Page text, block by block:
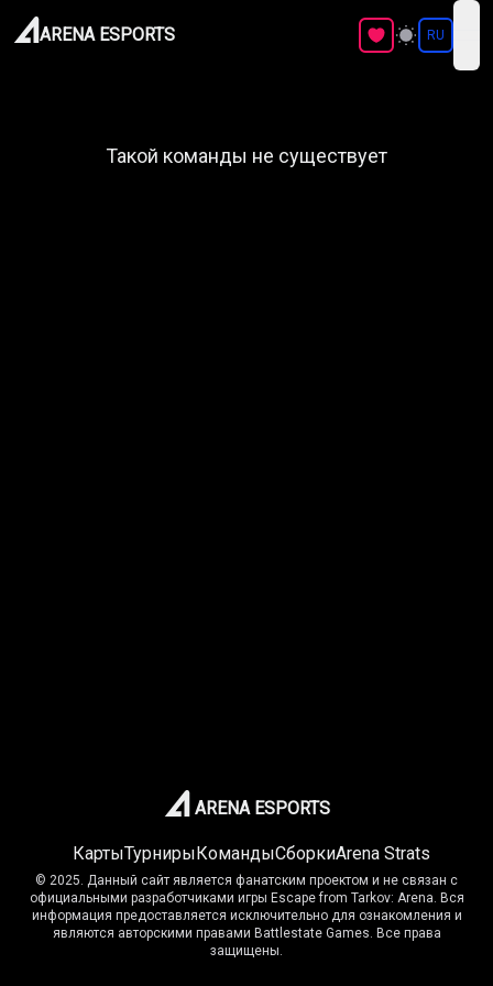
ARENA ESPORTS RU
Такой команды не существует
ARENA ESPORTS
КартыТурнирыКомандыСборкиArena Strats
© 2025. Данный сайт является фанатским проектом и не связан с
официальными разработчиками игры Escape from Tarkov: Arena. Вся
информация предоставляется исключительно для ознакомления и
являются авторскими правами Battlestate Games. Все права
защищены.